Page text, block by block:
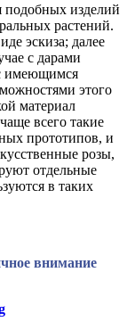
подобных изделий
растений.
эскиза; далее
с дарами
имеющимся
этого
материал
всего такие
прототипов, и
розы,
отдельные
в таких
внимание